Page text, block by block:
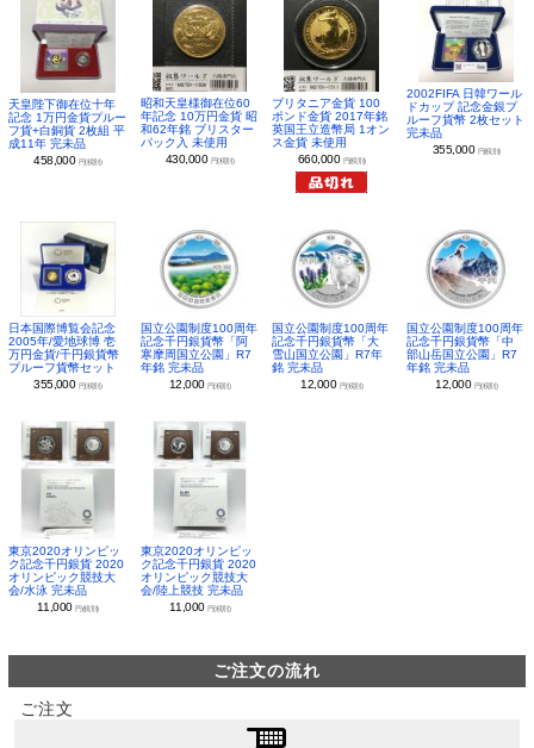
天皇陛下御在位十年
記念 1万円金貨プルー
フ貨+白銅貨 2枚組 平
成11年 完未品
458,000 円(税別)
昭和天皇様御在位60
年記念 10万円金貨 昭
和62年銘 ブリスター
パック入 未使用
430,000 円(税別)
ブリタニア金貨 100
ポンド金貨 2017年銘
英国王立造幣局 1オン
ス金貨 未使用
660,000 円(税別)
2002FIFA 日韓ワール
ドカップ 記念金銀プ
ルーフ貨幣 2枚セット
完未品
355,000 円(税別)
日本国際博覧会記念
2005年/愛地球博 壱
万円金貨/千円銀貨幣
プルーフ貨幣セット
355,000 円(税別)
国立公園制度100周年
記念千円銀貨幣「阿
寒摩周国立公園」R7
年銘 完未品
12,000 円(税別)
国立公園制度100周年
記念千円銀貨幣「大
雪山国立公園」R7年
銘 完未品
12,000 円(税別)
国立公園制度100周年
記念千円銀貨幣「中
部山岳国立公園」R7
年銘 完未品
12,000 円(税別)
東京2020オリンピッ
ク記念千円銀貨 2020
オリンピック競技大
会/水泳 完未品
11,000円(税別)
東京2020オリンピッ
ク記念千円銀貨 2020
オリンピック競技大
会/陸上競技 完未品
11,000 円(税別)
ご注文の流れ
ご注文